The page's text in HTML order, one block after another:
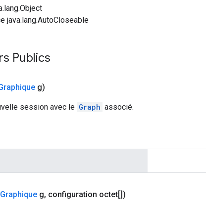
java.lang.AutoCloseable
Publics
g)
session avec le Graph associé.
Graphique g, configuration octet[])